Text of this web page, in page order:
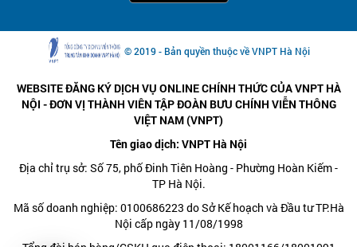
© 2019 - Bản quyền thuộc về VNPT Hà Nội
WEBSITE ĐĂNG KÝ DỊCH VỤ ONLINE CHÍNH THỨC CỦA VNPT HÀ
NỘI - ĐƠN VỊ THÀNH VIÊN TẬP ĐOÀN BƯU CHÍNH VIỄN THÔNG
VIỆT NAM (VNPT)
Tên giao dịch: VNPT Hà Nội
Địa chỉ trụ sở: Số 75, phố Đinh Tiên Hoàng - Phường Hoàn Kiếm -
TP Hà Nội.
Mã số doanh nghiệp: 0100686223 do Sở Kế hoạch và Đầu tư TP.Hà
Nội cấp ngày 11/08/1998